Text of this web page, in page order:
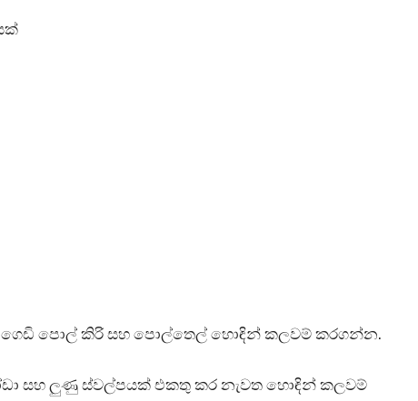
පොල් කිරි සහ පොල්තෙල් හොඳින් කලවම් කරගන්න.
සහ ලුණු ස්වල්පයක් එකතු කර නැවත හොඳින් කලවම්